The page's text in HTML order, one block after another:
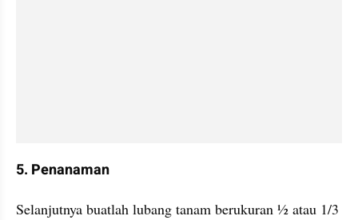
5. Penanaman
Selanjutnya buatlah lubang tanam berukuran ½ atau 1/3